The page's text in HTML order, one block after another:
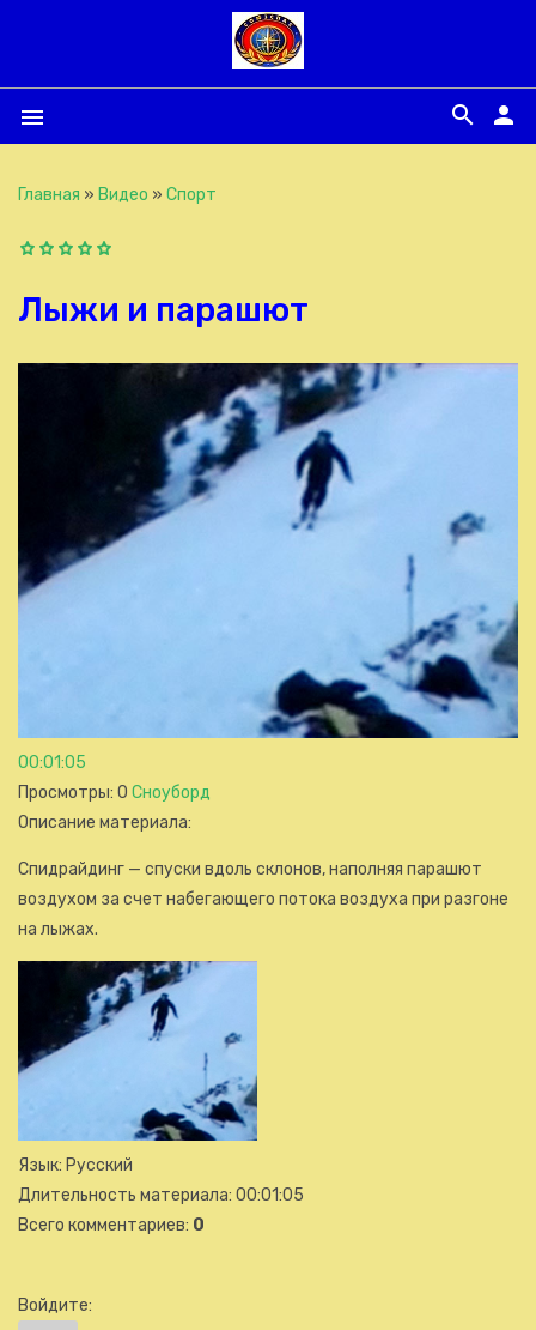
menu person
search
Главная » Видео » Спорт
Лыжи и парашют
00:01:05
Просмотры: 0 Сноуборд
Описание материала:
Спидрайдинг — спуски вдоль склонов, наполняя парашют
воздухом за счет набегающего потока воздуха при разгоне
на лыжах.
Язык: Русский
Длительность материала: 00:01:05
Всего комментариев: 0
Войдите: